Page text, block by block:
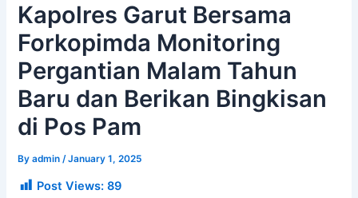
Kapolres Garut Bersama
Forkopimda Monitoring
Pergantian Malam Tahun
Baru dan Berikan Bingkisan
di Pos Pam
Byadmin/January 1, 2025
Post Views: 89